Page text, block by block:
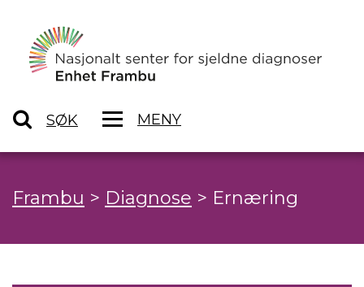
SØK MENY
Frambu > Diagnose > Ernæring